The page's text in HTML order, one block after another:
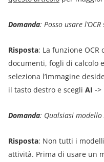
Domanda: Posso usare
Risposta: La funzione
documenti, fogli di calcolo
seleziona l’immagine
il tasto destro e scegli AI ->
Domanda: Qualsiasi modello
Risposta: Non tutti i
attività. Prima di usare un